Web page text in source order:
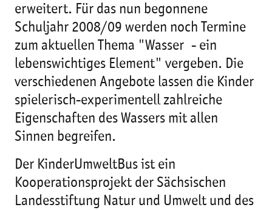
erweitert. Für das nun begonnene
Schuljahr 2008/09 werden noch Termine
zum aktuellen Thema "Wasser - ein
lebenswichtiges Element" vergeben. Die
verschiedenen Angebote lassen die Kinder
spielerisch-experimentell zahlreiche
Eigenschaften des Wassers mit allen
Sinnen begreifen.
Der KinderUmweltBus ist ein
Kooperationsprojekt der Sächsischen
Landesstiftung Natur und Umwelt und des